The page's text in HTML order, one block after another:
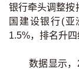
按揭智库
银行牵头调整按
国建设银行(
1.5%，排名升四
数据显示